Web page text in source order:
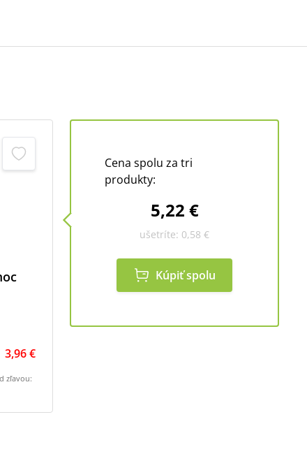
3,96 €
zľavou:
Cena spolu za tri
produkty:
5,22 €
ušetríte: 0,58 €
Kúpiť spolu